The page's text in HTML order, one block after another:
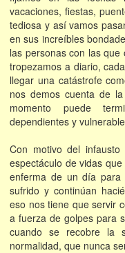
vacaciones, fiestas,
tediosa y así vamos
en sus increíbles
las personas con las
tropezamos a diario,
llegar una catástrofe
nos demos cuenta de
momento puede
dependientes y
Con motivo del
espectáculo de vidas
enferma de un día
sufrido y continúan
eso nos tiene que servir
a fuerza de golpes para
cuando se recobre la
normalidad, que nunca